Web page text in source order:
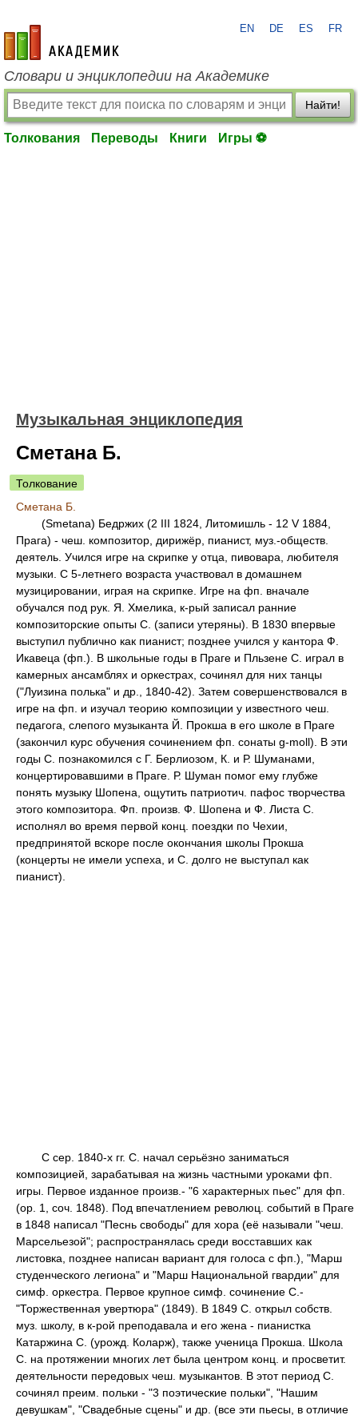
academic.ru
EN DE ES FR
Словари и энциклопедии на Академике
Найти!
Толкования Переводы Книги Игры ⚽
Музыкальная энциклопедия
Сметана Б.
Толкование
Сметана Б.
(Smetana) Бедржих (2 III 1824, Литомишль - 12 V 1884,
Прага) - чеш. композитор, дирижёр, пианист, муз.-обществ.
деятель. Учился игре на скрипке у отца, пивовара, любителя
музыки. С 5-летнего возраста участвовал в домашнем
музицировании, играя на скрипке. Игре на фп. вначале
обучался под рук. Я. Хмелика, к-рый записал ранние
композиторские опыты С. (записи утеряны). В 1830 впервые
выступил публично как пианист; позднее учился у кантора Ф.
Икавеца (фп.). В школьные годы в Праге и Пльзене С. играл в
камерных ансамблях и оркестрах, сочинял для них танцы
("Луизина полька" и др., 1840-42). Затем совершенствовался в
игре на фп. и изучал теорию композиции у известного чеш.
педагога, слепого музыканта Й. Прокша в его школе в Праге
(закончил курс обучения сочинением фп. сонаты g-moll). В эти
годы С. познакомился с Г. Берлиозом, К. и Р. Шуманами,
концертировавшими в Праге. Р. Шуман помог ему глубже
понять музыку Шопена, ощутить патриотич. пафос творчества
этого композитора. Фп. произв. Ф. Шопена и Ф. Листа С.
исполнял во время первой конц. поездки по Чехии,
предпринятой вскоре после окончания школы Прокша
(концерты не имели успеха, и С. долго не выступал как
пианист).
С сер. 1840-х гг. С. начал серьёзно заниматься
композицией, зарабатывая на жизнь частными уроками фп.
игры. Первое изданное произв.- "6 характерных пьес" для фп.
(ор. 1, соч. 1848). Под впечатлением революц. событий в Праге
в 1848 написал "Песнь свободы" для хора (её называли "чеш.
Марсельезой"; распространялась среди восставших как
листовка, позднее написан вариант для голоса с фп.), "Марш
студенческого легиона" и "Марш Национальной гвардии" для
симф. оркестра. Первое крупное симф. сочинение С.-
"Торжественная увертюра" (1849). В 1849 С. открыл собств.
муз. школу, в к-рой преподавала и его жена - пианистка
Катаржина С. (урожд. Коларж), также ученица Прокша. Школа
С. на протяжении многих лет была центром конц. и просветит.
деятельности передовых чеш. музыкантов. В этот период С.
сочинял преим. польки - "3 поэтические польки", "Нашим
девушкам", "Свадебные сцены" и др. (все эти пьесы, в отличие